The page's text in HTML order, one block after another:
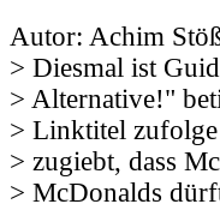
Autor: Achim
> Diesmal ist
> Alternative!"
> Linktitel zufolge
> zugiebt, dass
> McDonalds